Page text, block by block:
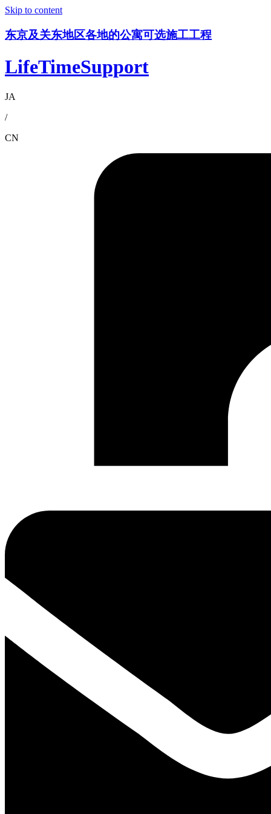
Skip to content
东京及关东地区各地的公寓可选施工工程
LifeTimeSupport
JA
/
CN